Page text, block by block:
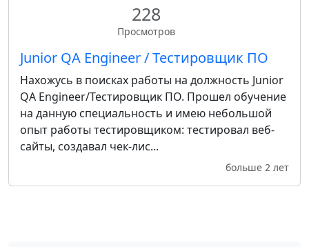
228
Просмотров
Junior QA Engineer / Тестировщик ПО
Нахожусь в поисках работы на должность Junior
QA Engineer/Тестировщик ПО. Прошел обучение
на данную специальность и имею небольшой
опыт работы тестировщиком: тестировал веб-
сайты, создавал чек-лис...
больше 2 лет